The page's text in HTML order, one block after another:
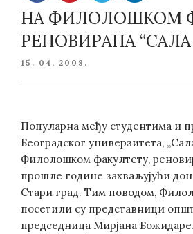
НА ФИЛОЛОШКОМ
РЕНОВИРАНА “САЛА
POSTED
15. 04. 2008.
Популарна међу студентима и
Београдског универзитета,
Филолошком факултету,
прошле године захваљујући
Стари град. Тим поводом,
посетили су представници
председница Мирјана